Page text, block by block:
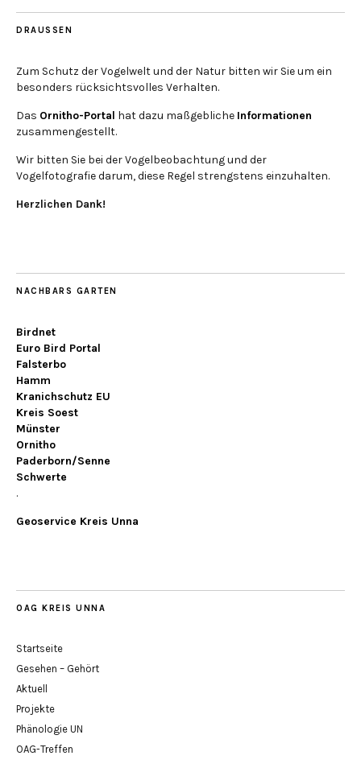
DRAUSSEN
Zum Schutz der Vogelwelt und der Natur bitten wir Sie um ein
besonders rücksichtsvolles Verhalten.
Das Ornitho-Portal hat dazu maßgebliche Informationen
zusammengestellt.
Wir bitten Sie bei der Vogelbeobachtung und der
Vogelfotografie darum, diese Regel strengstens einzuhalten.
Herzlichen Dank!
NACHBARS GARTEN
Birdnet
Euro Bird Portal
Falsterbo
Hamm
Kranichschutz EU
Kreis Soest
Münster
Ornitho
Paderborn/Senne
Schwerte
.
Geoservice Kreis Unna
OAG KREIS UNNA
Startseite
Gesehen – Gehört
Aktuell
Projekte
Phänologie UN
OAG-Treffen